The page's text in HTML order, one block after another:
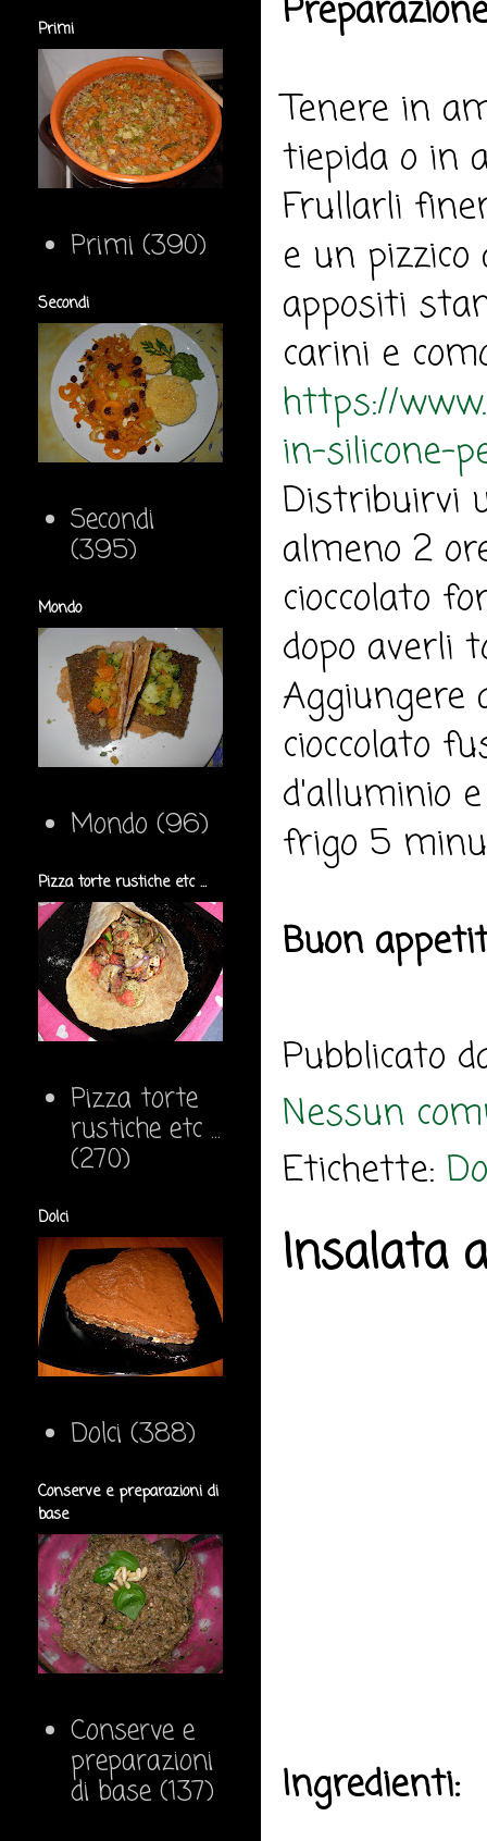
Tenere in
tiepida o in
Frullarli
e un pizzico
appositi
carini e
https://
in-silicone-
Distribuirvi
almeno 2
cioccolato
dopo averli
Aggiungere
cioccolato
d'alluminio
frigo 5
Buon
Pubblicato
Nessun
Etichette:
Insalata
Ingredienti:
Primi
Primi (390)
Secondi
Secondi
(395)
Mondo
Mondo (96)
Pizza torte rustiche etc ...
Pizza torte
rustiche etc ...
(270)
Dolci
Dolci (388)
Conserve e preparazioni di
base
Conserve e
preparazioni
di base (137)